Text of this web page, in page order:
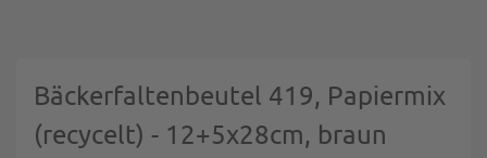
Bäckerfaltenbeutel 419, Papiermix
(recycelt) - 12+5x28cm, braun